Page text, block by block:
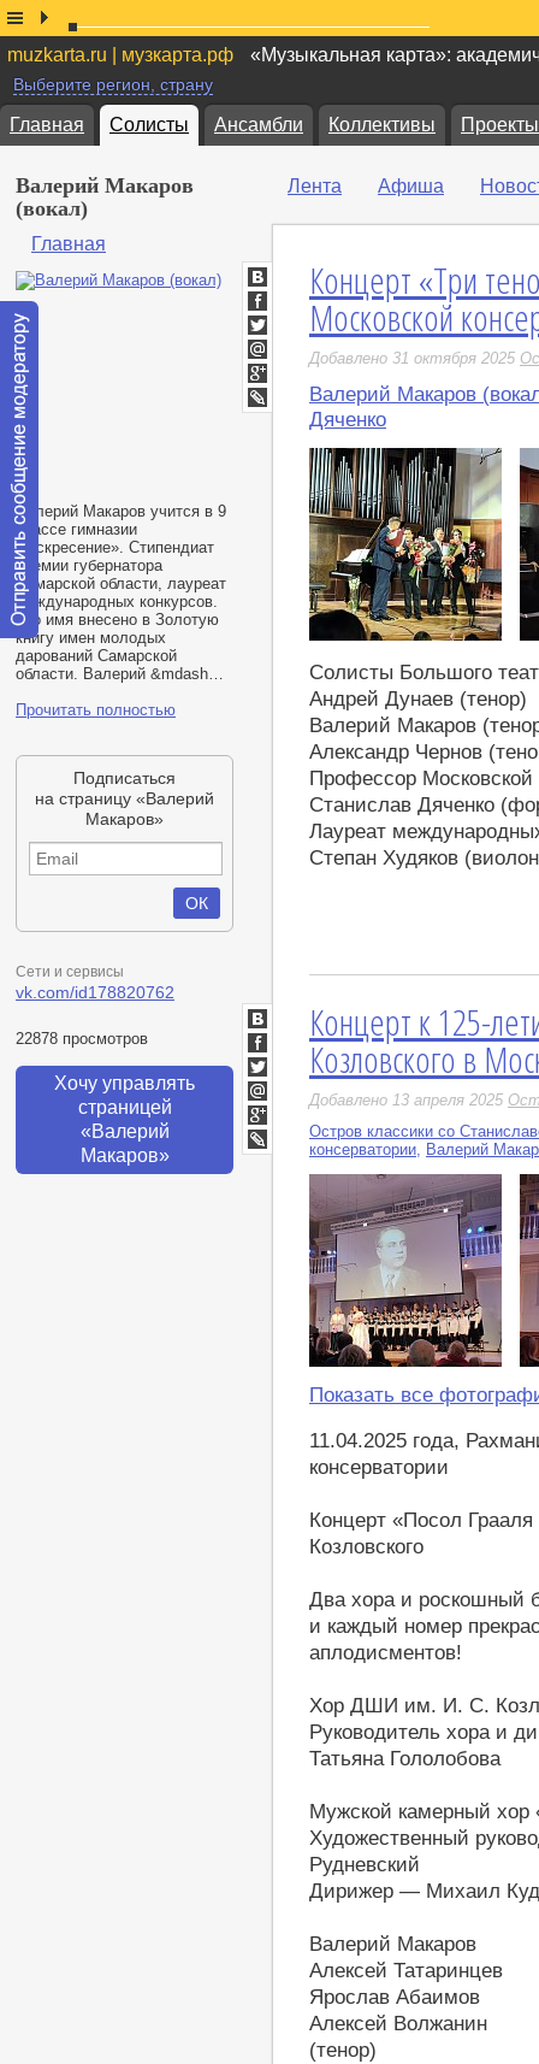
muzkarta.ru | музкарта.рф «Музыкальная карта»:
Выберите регион, страну
Главная Солисты Ансамбли Коллективы Проекты
Валерий Макаров
(вокал)
Главная
Валерий Макаров учится в 9
классе гимназии
«Воскресение». Стипендиат
премии губернатора
Самарской области, лауреат
международных конкурсов.
Его имя внесено в Золотую
книгу имен молодых
дарований Самарской
области. Валерий &mdash…
Прочитать полностью
Подписаться
на страницу «Валерий
Макаров»
Сети и сервисы
vk.com/id178820762
22878 просмотров
Хочу управлять
страницей
«Валерий
Макаров»
Лента Афиша
Концерт «Три
Московской
Добавлено 31 октября 2025
Валерий Макаров
Дяченко
Солисты Большого
Андрей Дунаев (тенор)
Валерий Макаров
Александр Чернов
Профессор Московской
Станислав Дяченко
Лауреат
Степан Худяков
ВКонтакте
Facebook
Twitter
Мой
Мир
Google+
LiveJournal
Концерт к 125-
Козловского в
Добавлено 13 апреля 2025
Остров классики со
консерватории, Валерий
Показать все
11.04.2025 года,
консерватории
Концерт «Посол
Козловского
Два хора и роскошный
и каждый номер
аплодисментов!
Хор ДШИ им. И. С.
Руководитель хора и
Татьяна Гололобова
Мужской камерный хор
Художественный
Рудневский
Дирижер — Михаил
Валерий Макаров
Алексей Татаринцев
Ярослав Абаимов
Алексей Волжанин
(тенор)
ВКонтакте
Facebook
Twitter
Мой
Мир
Google+
LiveJournal
Отправить
сообщение
модератору